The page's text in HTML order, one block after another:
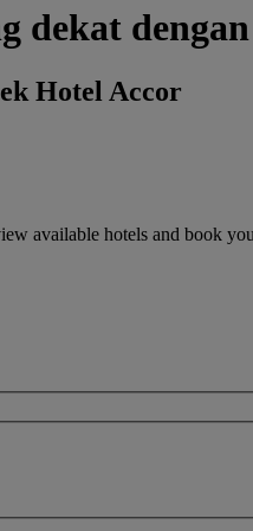
dekat
Hotel Accor
available hotels and book